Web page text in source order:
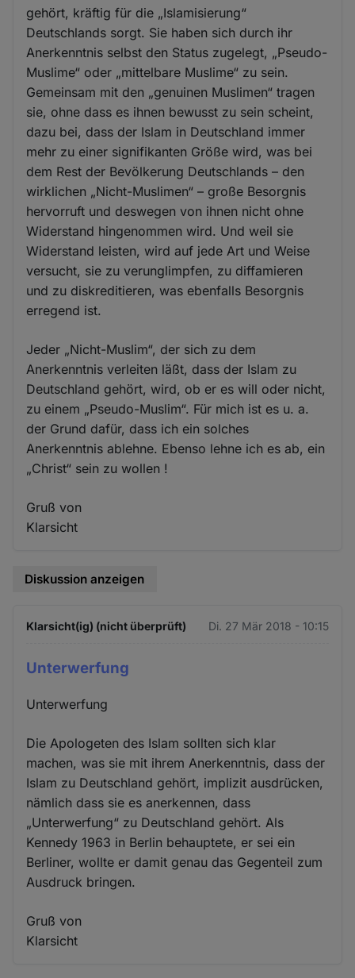
gehört, kräftig für die „Islamisierung“
Deutschlands sorgt. Sie haben sich durch ihr
Anerkenntnis selbst den Status zugelegt, „Pseudo-
Muslime“ oder „mittelbare Muslime“ zu sein.
Gemeinsam mit den „genuinen Muslimen“ tragen
sie, ohne dass es ihnen bewusst zu sein scheint,
dazu bei, dass der Islam in Deutschland immer
mehr zu einer signifikanten Größe wird, was bei
dem Rest der Bevölkerung Deutschlands – den
wirklichen „Nicht-Muslimen“ – große Besorgnis
hervorruft und deswegen von ihnen nicht ohne
Widerstand hingenommen wird. Und weil sie
Widerstand leisten, wird auf jede Art und Weise
versucht, sie zu verunglimpfen, zu diffamieren
und zu diskreditieren, was ebenfalls Besorgnis
erregend ist.
Jeder „Nicht-Muslim“, der sich zu dem
Anerkenntnis verleiten läßt, dass der Islam zu
Deutschland gehört, wird, ob er es will oder nicht,
zu einem „Pseudo-Muslim“. Für mich ist es u. a.
der Grund dafür, dass ich ein solches
Anerkenntnis ablehne. Ebenso lehne ich es ab, ein
„Christ“ sein zu wollen !
Gruß von
Klarsicht
Diskussion anzeigen
Klarsicht(ig) (nicht überprüft) Di. 27 Mär 2018 - 10:15
Unterwerfung
Unterwerfung
Die Apologeten des Islam sollten sich klar
machen, was sie mit ihrem Anerkenntnis, dass der
Islam zu Deutschland gehört, implizit ausdrücken,
nämlich dass sie es anerkennen, dass
„Unterwerfung“ zu Deutschland gehört. Als
Kennedy 1963 in Berlin behauptete, er sei ein
Berliner, wollte er damit genau das Gegenteil zum
Ausdruck bringen.
Gruß von
Klarsicht